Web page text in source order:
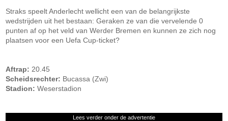
Straks speelt Anderlecht wellicht een van de belangrijkste
wedstrijden uit het bestaan: Geraken ze van die vervelende 0
punten af op het veld van Werder Bremen en kunnen ze zich nog
plaatsen voor een Uefa Cup-ticket?
Aftrap: 20.45
Scheidsrechter: Bucassa (Zwi)
Stadion: Weserstadion
Lees verder onder de advertentie